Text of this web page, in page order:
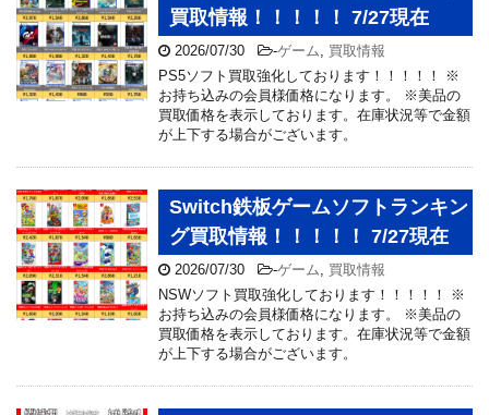
買取情報！！！！！ 7/27現在
2026/07/30 -ゲーム
買取情報
PS5ソフト買取強化しております！！！！！ ※
お持ち込みの会員様価格になります。 ※美品の
買取価格を表示しております。在庫状況等で金額
が上下する場合がございます。
Switch鉄板ゲームソフトランキン
グ買取情報！！！！！ 7/27現在
2026/07/30 -ゲーム
買取情報
NSWソフト買取強化しております！！！！！ ※
お持ち込みの会員様価格になります。 ※美品の
買取価格を表示しております。在庫状況等で金額
が上下する場合がございます。